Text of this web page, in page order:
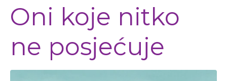
Oni koje nitko
ne posjećuje